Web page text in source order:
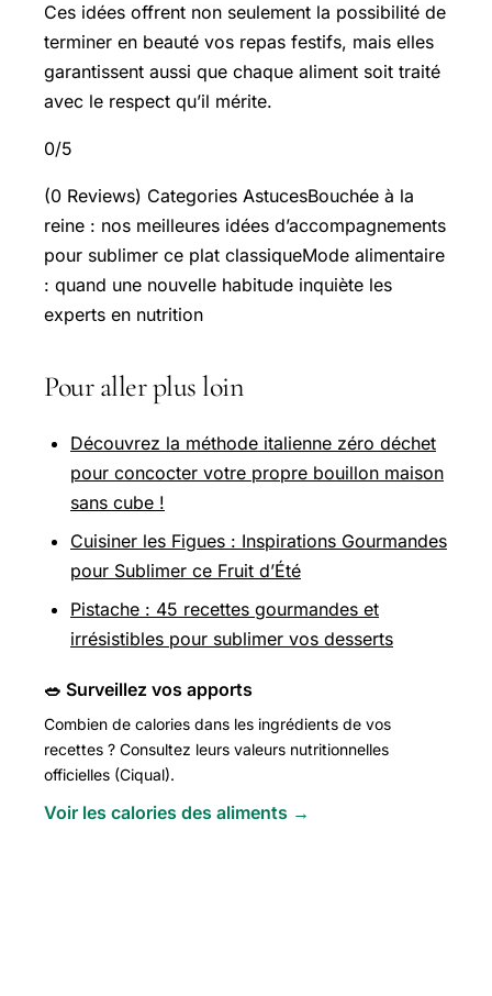
Ces idées offrent non seulement la possibilité de
terminer en beauté vos repas festifs, mais elles
garantissent aussi que chaque aliment soit traité
avec le respect qu’il mérite.
0/5
(0 Reviews) Categories AstucesBouchée à la
reine : nos meilleures idées d’accompagnements
pour sublimer ce plat classiqueMode alimentaire
: quand une nouvelle habitude inquiète les
experts en nutrition
Pour aller plus loin
Découvrez la méthode italienne zéro déchet
pour concocter votre propre bouillon maison
sans cube !
Cuisiner les Figues : Inspirations Gourmandes
pour Sublimer ce Fruit d’Été
Pistache : 45 recettes gourmandes et
irrésistibles pour sublimer vos desserts
🥗 Surveillez vos apports
Combien de calories dans les ingrédients de vos
recettes ? Consultez leurs valeurs nutritionnelles
officielles (Ciqual).
Voir les calories des aliments →